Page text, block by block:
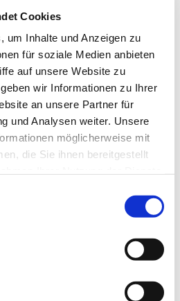
Cookies
um Inhalte und Anzeigen zu
für soziale Medien anbieten
auf unsere Website zu
wir Informationen zu Ihrer
an unsere Partner für
und Analysen weiter. Unsere
möglicherweise mit
die Sie ihnen bereitgestellt
bei uns mit! Wer dabei sein
ausprobieren möchte, kann
Uhr
Kl.)
leitet beide Chöre und wenn
gerne bei ihr: 02771-8018818